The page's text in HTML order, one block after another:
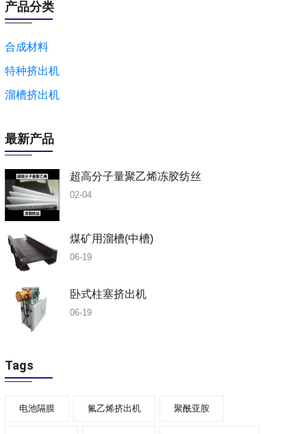
产品分类
合成材料
特种挤出机
溜槽挤出机
最新产品
超高分子量聚乙烯冻胶纺丝
02-04
煤矿用溜槽(中槽)
06-19
卧式柱塞挤出机
06-19
Tags
电池隔膜 氟乙烯挤出机 聚酰亚胺